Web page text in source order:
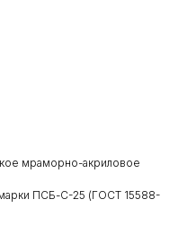
мраморно-акриловое
ПСБ-С-25 (ГОСТ 15588-